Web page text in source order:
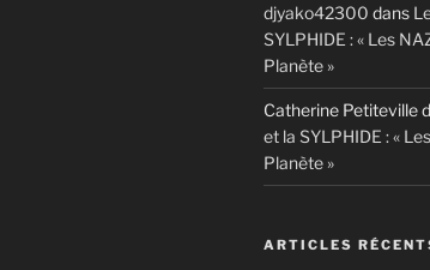
djyako42300 dans
SYLPHIDE : « Les
Planète »
Catherine Petiteville
et la SYLPHIDE : «
Planète »
ARTICLES